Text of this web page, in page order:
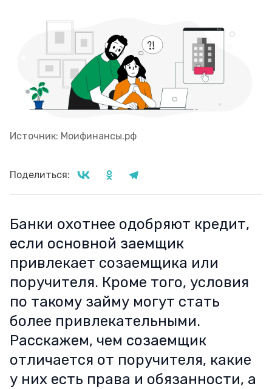
Источник: Моифинансы.рф
Поделиться:
Банки охотнее одобряют кредит,
если основной заемщик
привлекает созаемщика или
поручителя. Кроме того, условия
по такому займу могут стать
более привлекательными.
Расскажем, чем созаемщик
отличается от поручителя, какие
у них есть права и обязанности, а